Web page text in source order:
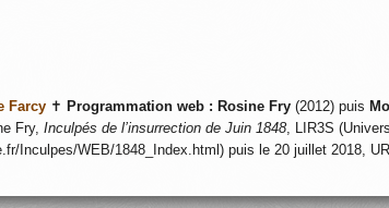
Farcy✝ Programmation web : Rosine Fry(2012) puis
Fry, Inculpés de l’insurrection de Juin 1848, LIR3S
Inculpes/WEB/1848_Index.html) puis le 20 juillet 2018,